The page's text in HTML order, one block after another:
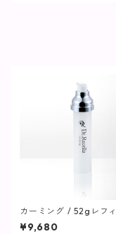
カーミング / 52gレフ
け替え用)【保湿クリー
¥9,680